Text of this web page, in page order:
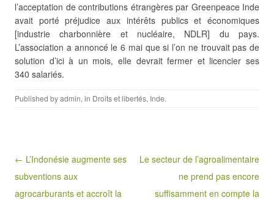
l’acceptation de contributions étrangères par Greenpeace Inde
avait porté préjudice aux intérêts publics et économiques
[industrie charbonnière et nucléaire, NDLR] du pays.
L’association a annoncé le 6 mai que si l’on ne trouvait pas de
solution d’ici à un mois, elle devrait fermer et licencier ses
340 salariés.
Published byadmin, in Droits et libertés, Inde.
Post navigation
← L’Indonésie augmente ses
subventions aux
agrocarburants et accroît la
Le secteur de l’agroalimentaire
ne prend pas encore
suffisamment en compte la